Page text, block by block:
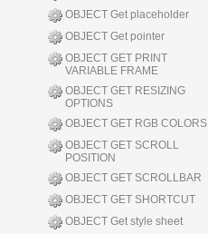
OBJECT Get placeholder
OBJECT Get pointer
OBJECT GET PRINT
VARIABLE FRAME
OBJECT GET RESIZING
OPTIONS
OBJECT GET RGB COLORS
OBJECT GET SCROLL
POSITION
OBJECT GET SCROLLBAR
OBJECT GET SHORTCUT
OBJECT Get style sheet